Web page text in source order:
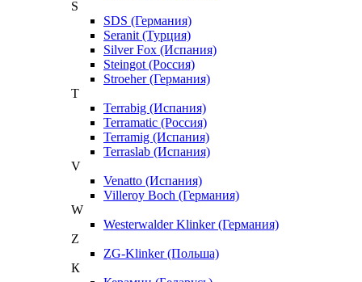
S
SDS (Германия)
Seranit (Турция)
Silver Fox (Испания)
Steingot (Россия)
Stroeher (Германия)
T
Terrabig (Испания)
Terramatic (Россия)
Terramig (Испания)
Terraslab (Испания)
V
Venatto (Испания)
Villeroy Boch (Германия)
W
Westerwalder Klinker (Германия)
Z
ZG-Klinker (Польша)
К